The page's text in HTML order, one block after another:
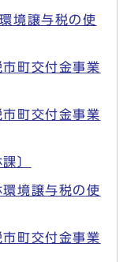
境譲与税の使
町交付金事業
町交付金事業
〕
境譲与税の使
町交付金事業